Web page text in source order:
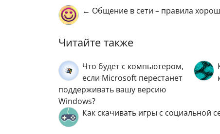
← Общение в сети – правила
Читайте также
Что будет с компьютером,
если Microsoft перестанет
поддерживать вашу версию
Windows?
Как скачивать игры с социальной